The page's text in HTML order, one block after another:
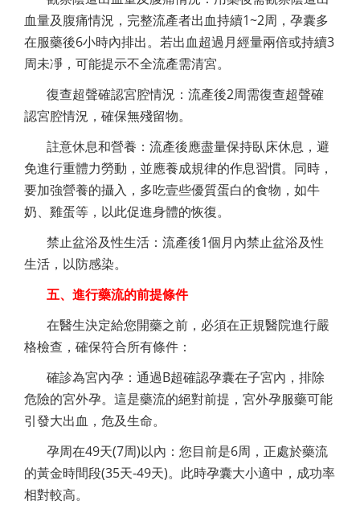
血量及腹痛情況，完整流產者出血持續1~2周，孕囊多
在服藥後6小時內排出。若出血超過月經量兩倍或持續3
周未凈，可能提示不全流產需清宮。
復查超聲確認宮腔情況：流產後2周需復查超聲確
認宮腔情況，確保無殘留物。
註意休息和營養：流產後應盡量保持臥床休息，避
免進行重體力勞動，並應養成規律的作息習慣。同時，
要加強營養的攝入，多吃壹些優質蛋白的食物，如牛
奶、雞蛋等，以此促進身體的恢復。
禁止盆浴及性生活：流產後1個月內禁止盆浴及性
生活，以防感染。
五、進行藥流的前提條件
在醫生決定給您開藥之前，必須在正規醫院進行嚴
格檢查，確保符合所有條件：
確診為宮內孕：通過B超確認孕囊在子宮內，排除
危險的宮外孕。這是藥流的絕對前提，宮外孕服藥可能
引發大出血，危及生命。
孕周在49天(7周)以內：您目前是6周，正處於藥流
的黃金時間段(35天-49天)。此時孕囊大小適中，成功率
相對較高。